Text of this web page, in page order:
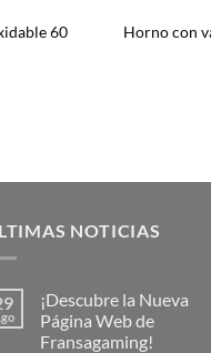
60
Horno con
NOTICIAS
¡Descubre la Nueva
Página Web de
Fransagaming!